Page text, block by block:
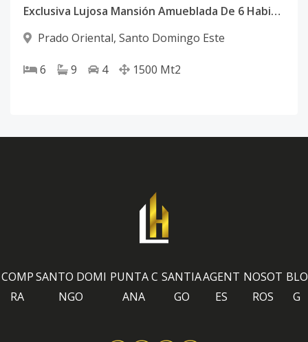
Exclusiva Lujosa Mansión Amueblada De 6 Habitaciones Ubicada En Prado Oriental
Prado Oriental, Santo Domingo Este
6 9 4 1500 Mt2
COMP
RA
SANTO DOMI
NGO
PUNTA C
ANA
SANTIA
GO
AGENT
ES
NOSOT
ROS
BLO
G